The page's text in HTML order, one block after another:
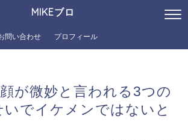
MIKEブロ
問い合わせ プロフィール
が微妙と言われる3つの
いでイケメンではないと